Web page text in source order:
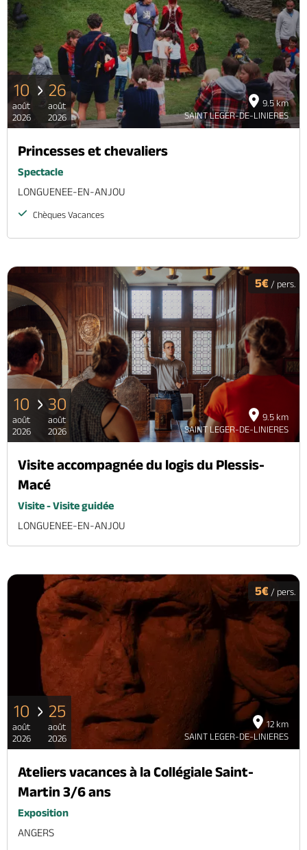
9.5 km
SAINT LEGER-DE-LINIERES
10
août
2026
26
août
2026
Princesses et chevaliers
Spectacle
LONGUENEE-EN-ANJOU
Chèques Vacances
9.5 km
SAINT LEGER-DE-LINIERES
5€ / pers.
10
août
2026
30
août
2026
Visite accompagnée du logis du Plessis-
Macé
Visite - Visite guidée
LONGUENEE-EN-ANJOU
12 km
SAINT LEGER-DE-LINIERES
5€ / pers.
10
août
2026
25
août
2026
Ateliers vacances à la Collégiale Saint-
Martin 3/6 ans
Exposition
ANGERS